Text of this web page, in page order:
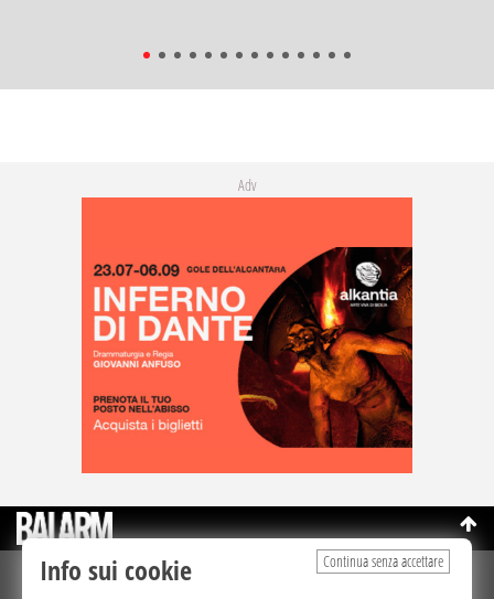
Adv
©Copyright 2003-2026
Continua senza accettare
Info sui cookie